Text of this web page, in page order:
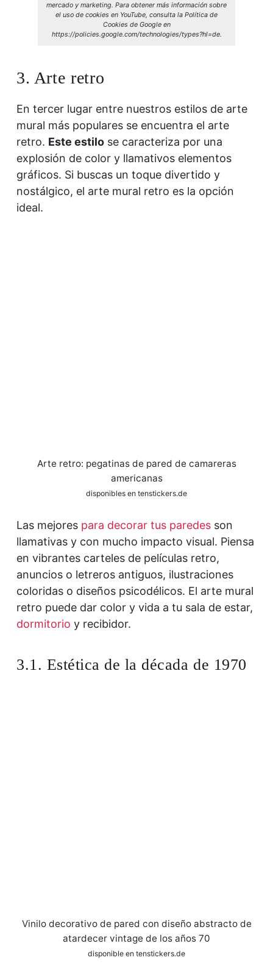
mercado y marketing. Para obtener más información sobre
el uso de cookies en YouTube, consulta la Política de
Cookies de Google en
https://policies.google.com/technologies/types?hl=de.
3. Arte retro
En tercer lugar entre nuestros estilos de arte
mural más populares se encuentra el arte
retro. Este estilo se caracteriza por una
explosión de color y llamativos elementos
gráficos. Si buscas un toque divertido y
nostálgico, el arte mural retro es la opción
ideal.
Arte retro: pegatinas de pared de camareras
americanas
disponibles en tenstickers.de
Las mejores para decorar tus paredes son
llamativas y con mucho impacto visual. Piensa
en vibrantes carteles de películas retro,
anuncios o letreros antiguos, ilustraciones
coloridas o diseños psicodélicos. El arte mural
retro puede dar color y vida a tu sala de estar,
dormitorio y recibidor.
3.1. Estética de la década de 1970
Vinilo decorativo de pared con diseño abstracto de
atardecer vintage de los años 70
disponible en tenstickers.de